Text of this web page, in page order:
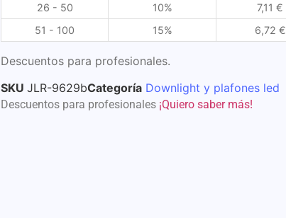
26 - 50
10% 7,11 €
51 - 100
15% 6,72 €
Descuentos para profesionales.
SKU JLR-9629bCategoría Downlight y plafones led
Descuentos para profesionales ¡Quiero saber más!